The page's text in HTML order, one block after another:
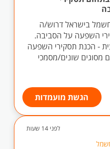
בישראל דרוש/ה
השפעה על הסביבה.
- הכנת תסקירי השפעה
מסוגים שונים/מסמכי
הגשת מועמדות
לפני 14 שעות